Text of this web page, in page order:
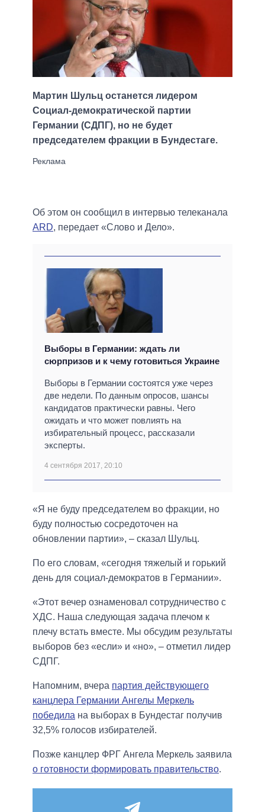
Мартин Шульц останется лидером
Социал-демократической партии
Германии (СДПГ), но не будет
председателем фракции в Бундестаге.
Об этом он сообщил в интервью телеканала
АRD, передает «Слово и Дело».
Выборы в Германии: ждать ли
сюрпризов и к чему готовиться Украине
Выборы в Германии состоятся уже через
две недели. По данным опросов, шансы
кандидатов практически равны. Чего
ожидать и что может повлиять на
избирательный процесс, рассказали
эксперты.
4 сентября 2017, 20:10
«Я не буду председателем во фракции, но
буду полностью сосредоточен на
обновлении партии», – сказал Шульц.
По его словам, «сегодня тяжелый и горький
день для социал-демократов в Германии».
«Этот вечер ознаменовал сотрудничество с
ХДС. Наша следующая задача плечом к
плечу встать вместе. Мы обсудим результаты
выборов без «если» и «но», – отметил лидер
СДПГ.
Напомним, вчера партия действующего
канцлера Германии Ангелы Меркель
победила на выборах в Бундестаг получив
32,5% голосов избирателей.
Позже канцлер ФРГ Ангела Меркель заявила
о готовности формировать правительство.